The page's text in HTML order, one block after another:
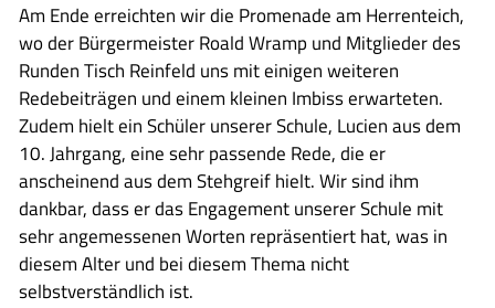
Am Ende erreichten wir die Promenade am Herrenteich,
wo der Bürgermeister Roald Wramp und Mitglieder des
Runden Tisch Reinfeld uns mit einigen weiteren
Redebeiträgen und einem kleinen Imbiss erwarteten.
Zudem hielt ein Schüler unserer Schule, Lucien aus dem
10. Jahrgang, eine sehr passende Rede, die er
anscheinend aus dem Stehgreif hielt. Wir sind ihm
dankbar, dass er das Engagement unserer Schule mit
sehr angemessenen Worten repräsentiert hat, was in
diesem Alter und bei diesem Thema nicht
selbstverständlich ist.